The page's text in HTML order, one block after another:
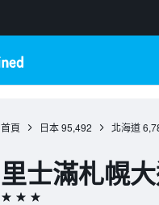
首頁 日本 95,492 北海道
里士滿札幌
3星級